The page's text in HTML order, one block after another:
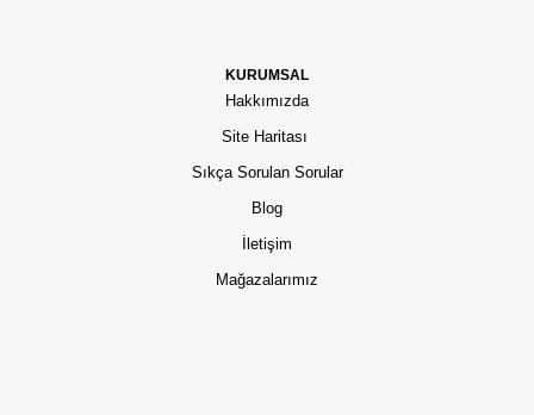
KURUMSAL
Hakkımızda
Site Haritası
Sıkça Sorulan Sorular
Blog
İletişim
Mağazalarımız